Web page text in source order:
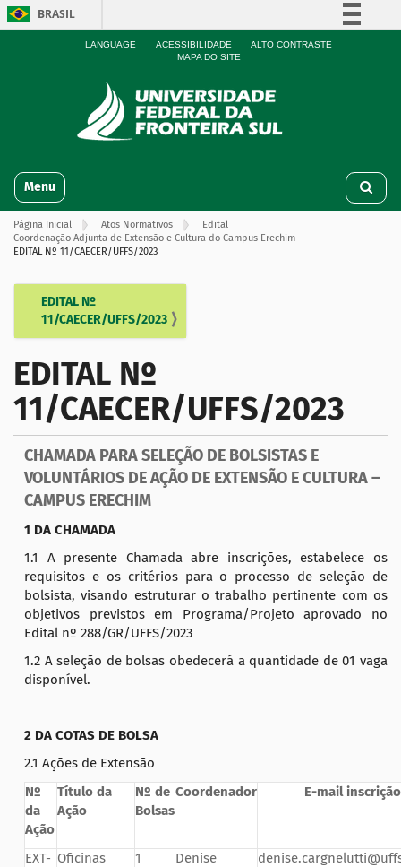
BRASIL
Simplifique!
Participe
Acesso à informação
LANGUAGE ACESSIBILIDADE
ALTO CONTRASTE
MAPA DO SITE
v
Toggle navigation
Página Inicial Atos Normativos
Edital
Coordenação Adjunta de Extensão e Cultura do Campus Erechim
EDITAL Nº 11/CAECER/UFFS/2023
e
g
ç
ã
o
EDITAL Nº
11/CAECER/UFFS/2023
EDITAL Nº
11/CAECER/UFFS/2023
CHAMADA PARA SELEÇÃO DE BOLSISTAS E
VOLUNTÁRIOS DE AÇÃO DE EXTENSÃO E CULTURA –
CAMPUS ERECHIM
1 DA CHAMADA
1.1 A presente Chamada abre inscrições, estabelece os
requisitos e os critérios para o processo de seleção de
bolsista, visando estruturar o trabalho pertinente com os
objetivos previstos em Programa/Projeto aprovado no
Edital nº 288/GR/UFFS/2023
1.2 A seleção de bolsas obedecerá a quantidade de 01 vaga
disponível.
2 DA COTAS DE BOLSA
2.1 Ações de Extensão
Nº
da
Ação
Título da
Ação
Nº de
Bolsas
Coordenador E-mail inscrição
EXT- Oficinas
1
Denise